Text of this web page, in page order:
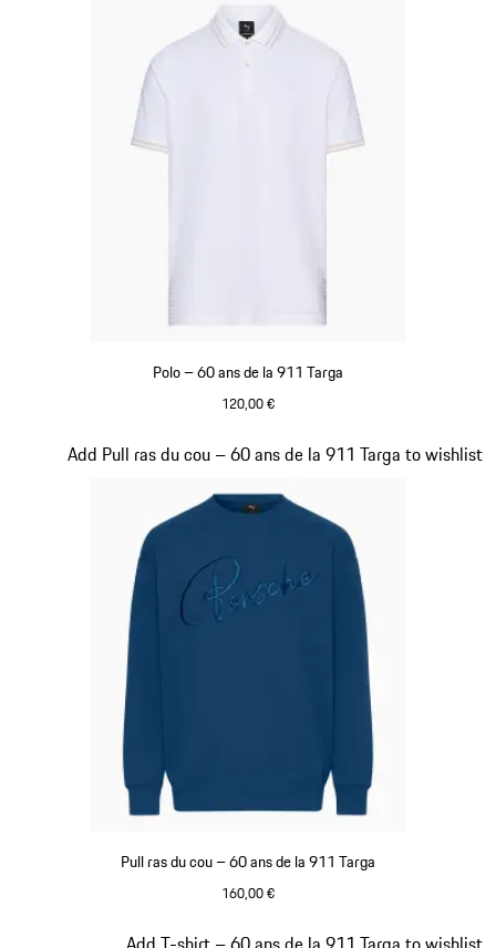
Polo – 60 ans de la 911 Targa
120,00 €
Pull ras du cou – 60 ans de la 911 Targa
160,00 €
Add Pull ras du cou – 60 ans de la 911 Targa to wishlist
Diapositive 12 sur 20